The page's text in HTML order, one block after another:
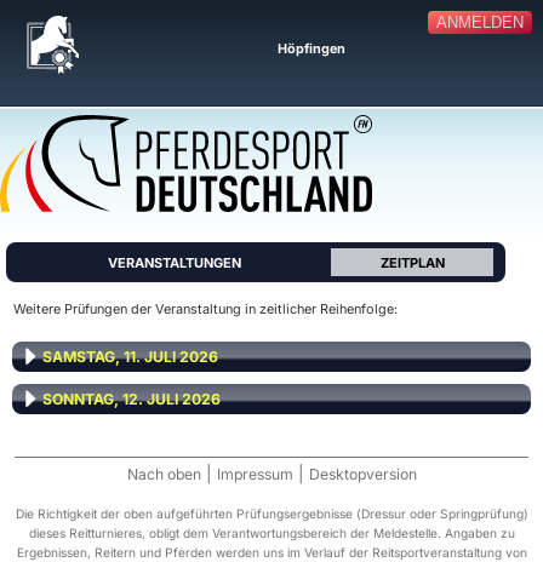
ANMELDEN
Höpfingen
VERANSTALTUNGEN ZEITPLAN
Weitere Prüfungen der Veranstaltung in zeitlicher Reihenfolge:
SAMSTAG, 11. JULI 2026
SONNTAG, 12. JULI 2026
Nach oben Impressum Desktopversion
Die Richtigkeit der oben aufgeführten Prüfungsergebnisse (Dressur oder Springprüfung)
dieses Reitturnieres, obligt dem Verantwortungsbereich der Meldestelle. Angaben zu
Ergebnissen, Reitern und Pferden werden uns im Verlauf der Reitsportveranstaltung von